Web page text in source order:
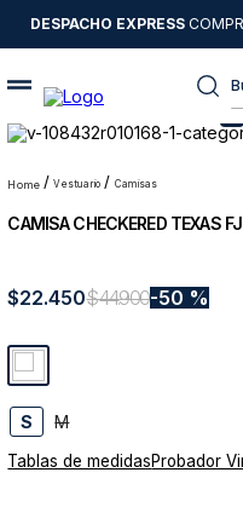
DESPACHO EXPRESS
vestuario camisas
CAMISA CHECKERED TEXAS
$22.450$44.900 50 %
S M
Tablas de medidasProbador
1.
sweater
2.
chaquetas
5.
7.